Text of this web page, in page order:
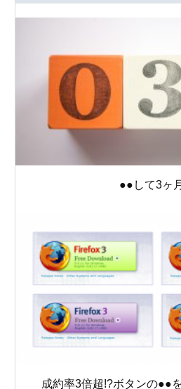
●●して3ヶ月
成約率3倍超!?ボタンの●●